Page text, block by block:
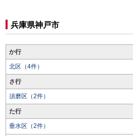
兵庫県神戸市
か行
北区（4件）
さ行
須磨区（2件）
た行
垂水区（2件）